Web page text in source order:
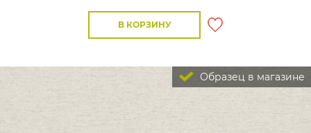
В КОРЗИНУ
Образец в магазине